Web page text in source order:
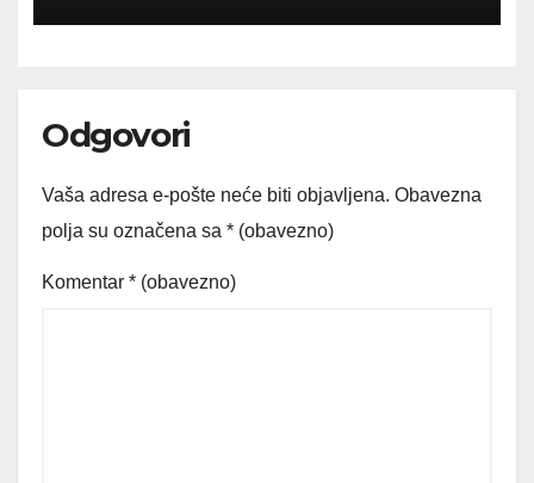
Odgovori
Vaša adresa e-pošte neće biti objavljena. Obavezna
polja su označena sa * (obavezno)
Komentar * (obavezno)